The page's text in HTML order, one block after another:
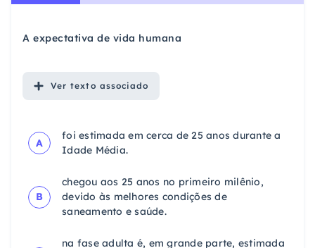
A expectativa de vida humana
Ver texto associado
A
foi estimada em cerca de 25 anos durante a
Idade Média.
B
chegou aos 25 anos no primeiro milênio,
devido às melhores condições de
saneamento e saúde.
na fase adulta é, em grande parte, estimada